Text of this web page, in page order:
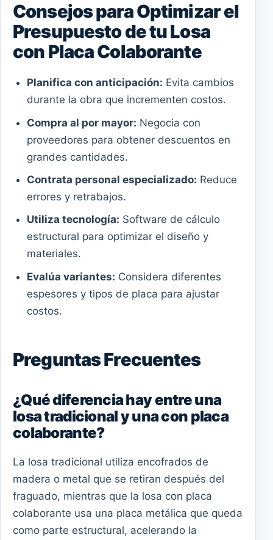
Consejos para Optimizar el
Presupuesto de tu Losa
con Placa Colaborante
Planifica con anticipación: Evita cambios
durante la obra que incrementen costos.
Compra al por mayor: Negocia con
proveedores para obtener descuentos en
grandes cantidades.
Contrata personal especializado: Reduce
errores y retrabajos.
Utiliza tecnología: Software de cálculo
estructural para optimizar el diseño y
materiales.
Evalúa variantes: Considera diferentes
espesores y tipos de placa para ajustar
costos.
Preguntas Frecuentes
¿Qué diferencia hay entre una
losa tradicional y una con placa
colaborante?
La losa tradicional utiliza encofrados de
madera o metal que se retiran después del
fraguado, mientras que la losa con placa
colaborante usa una placa metálica que queda
como parte estructural, acelerando la